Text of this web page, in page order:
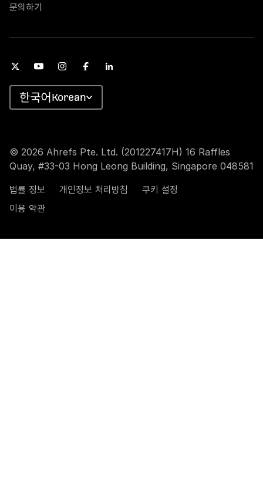
문의하기
© 2026 Ahrefs Pte. Ltd. (201227417H) 16 Raffles
Quay, #33-03 Hong Leong Building, Singapore 048581
법률 정보
개인정보 처리방침
쿠키 설정
이용 약관
Korean